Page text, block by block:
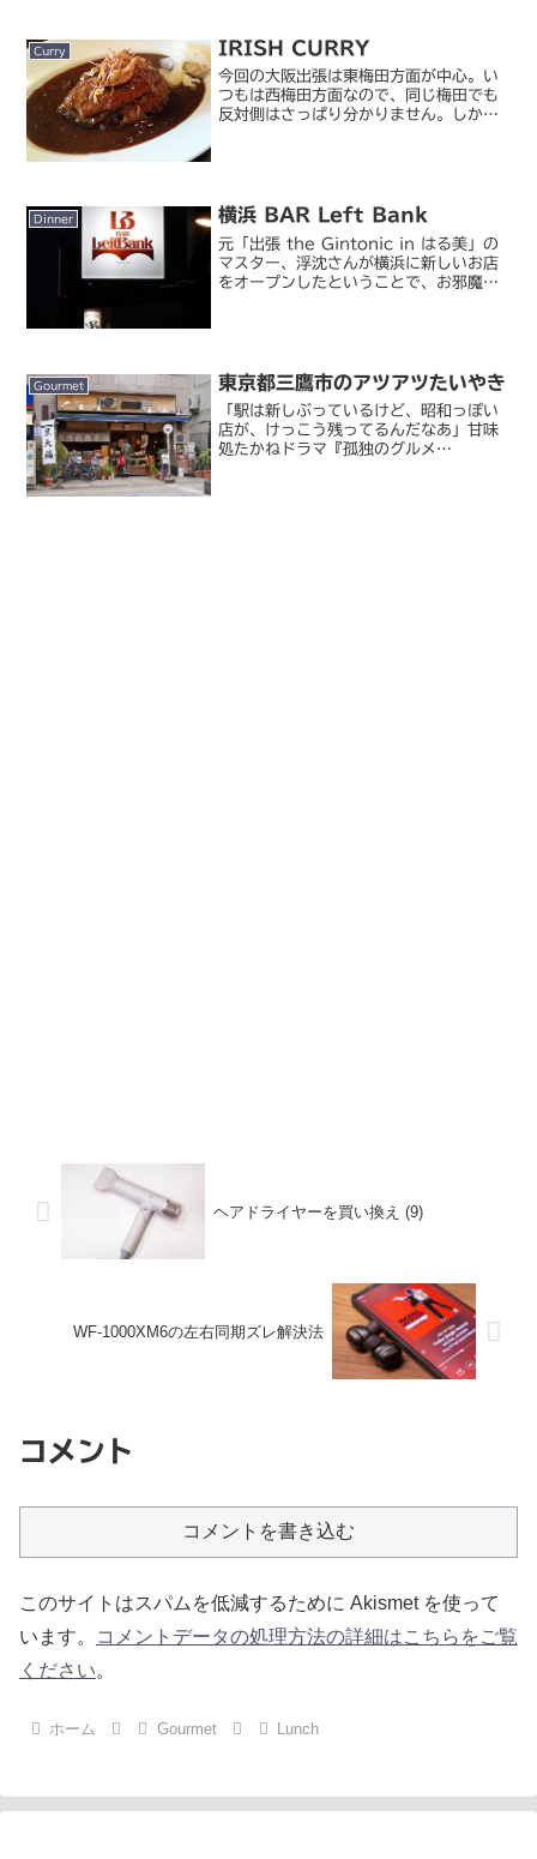
Curry IRISH CURRY
今回の大阪出張は東梅田方面が中心。い
つもは西梅田方面なので、同じ梅田でも
反対側はさっぱり分かりません。しかも
Dinner 横浜 BAR Left Bank
元「出張 the Gintonic in はる美」の
マスター、浮沈さんが横浜に新しいお店
をオープンしたということで、お邪魔し
Gourmet 東京都三鷹市のアツアツたいやき
「駅は新しぶっているけど、昭和っぽい
店が、けっこう残ってるんだなあ」甘味
処たかねドラマ『孤独のグルメ
ヘアドライヤーを買い換え (9)
WF-1000XM6の左右同期ズレ解決法
コメント
コメントを書き込む
このサイトはスパムを低減するために Akismet を使って
います。
コメントデータの処理方法の詳細はこちらをご覧
ください。
ホーム Gourmet Lunch